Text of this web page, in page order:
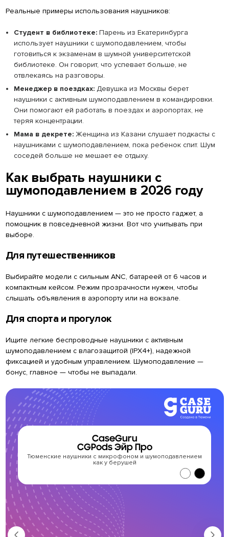
Реальные примеры использования наушников:
Студент в библиотеке: Парень из Екатеринбурга
использует наушники с шумоподавлением, чтобы
готовиться к экзаменам в шумной университетской
библиотеке. Он говорит, что успевает больше, не
отвлекаясь на разговоры.
Менеджер в поездках: Девушка из Москвы берет
наушники с активным шумоподавлением в командировки.
Они помогают ей работать в поездах и аэропортах, не
теряя концентрации.
Мама в декрете: Женщина из Казани слушает подкасты с
наушниками с шумоподавлением, пока ребенок спит. Шум
соседей больше не мешает ее отдыху.
Как выбрать наушники с
шумоподавлением в 2026 году
Наушники с шумоподавлением — это не просто гаджет, а
помощник в повседневной жизни. Вот что учитывать при
выборе.
Для путешественников
Выбирайте модели с сильным ANC, батареей от 6 часов и
компактным кейсом. Режим прозрачности нужен, чтобы
слышать объявления в аэропорту или на вокзале.
Для спорта и прогулок
Ищите легкие беспроводные наушники с активным
шумоподавлением с влагозащитой (IPX4+), надежной
фиксацией и удобным управлением. Шумоподавление —
бонус, главное — чтобы не выпадали.
CaseGuru
CGPods Эйр Про
Тюменские наушники с микрофоном и шумоподавлением
как у берушей